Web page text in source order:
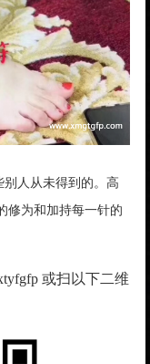
人从未得到的。高
为和加持每一针的
或扫以下二维